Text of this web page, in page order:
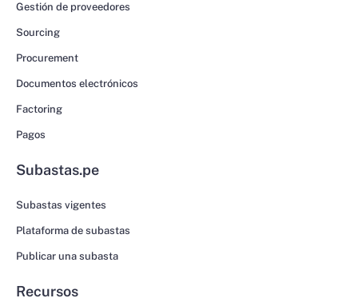
Gestión de proveedores
Sourcing
Procurement
Documentos electrónicos
Factoring
Pagos
Subastas.pe
Subastas vigentes
Plataforma de subastas
Publicar una subasta
Recursos